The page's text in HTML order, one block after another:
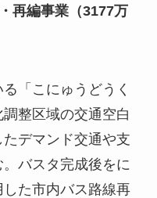
再編事業（3177万
「こにゅうどうく
整区域の交通空白
デマンド交通や支
バスタ完成後をに
た市内バス路線再